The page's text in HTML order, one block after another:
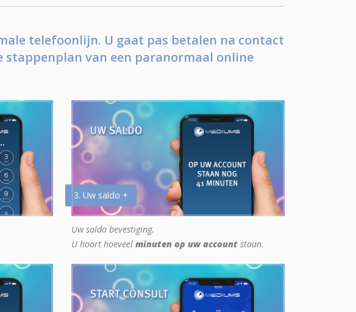
telefoonlijn. U gaat pas betalen na contact
van een paranormaal online
3. Uw saldo +
Uw saldo bevestiging.
U hoort hoeveel minuten op uw account staan.